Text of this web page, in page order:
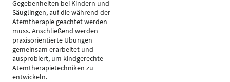
Gegebenheiten bei Kindern und
Säuglingen, auf die während der
Atemtherapie geachtet werden
muss. Anschließend werden
praxisorientierte Übungen
gemeinsam erarbeitet und
ausprobiert, um kindgerechte
Atemtherapietechniken zu
entwickeln.